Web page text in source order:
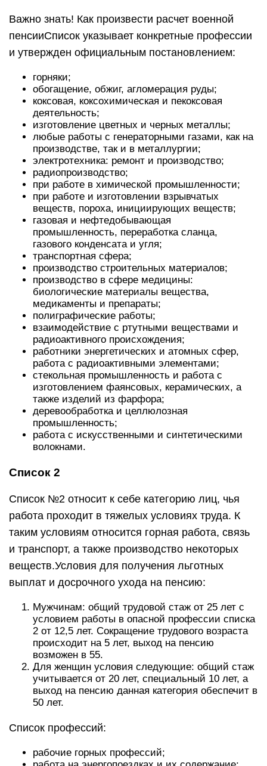
Важно знать! Как произвести расчет военной
пенсииСписок указывает конкретные профессии
и утвержден официальным постановлением:
горняки;
обогащение, обжиг, агломерация руды;
коксовая, коксохимическая и пекоксовая
деятельность;
изготовление цветных и черных металлы;
любые работы с генераторными газами, как на
производстве, так и в металлургии;
электротехника: ремонт и производство;
радиопроизводство;
при работе в химической промышленности;
при работе и изготовлении взрывчатых
веществ, пороха, инициирующих веществ;
газовая и нефтедобывающая
промышленность, переработка сланца,
газового конденсата и угля;
транспортная сфера;
производство строительных материалов;
производство в сфере медицины:
биологические материалы вещества,
медикаменты и препараты;
полиграфические работы;
взаимодействие с ртутными веществами и
радиоактивного происхождения;
работники энергетических и атомных сфер,
работа с радиоактивными элементами;
стекольная промышленность и работа с
изготовлением фаянсовых, керамических, а
также изделий из фарфора;
деревообработка и целлюлозная
промышленность;
работа с искусственными и синтетическими
волокнами.
Список 2
Список №2 относит к себе категорию лиц, чья
работа проходит в тяжелых условиях труда. К
таким условиям относится горная работа, связь
и транспорт, а также производство некоторых
веществ.Условия для получения льготных
выплат и досрочного ухода на пенсию:
Мужчинам: общий трудовой стаж от 25 лет с
условием работы в опасной профессии списка
2 от 12,5 лет. Сокращение трудового возраста
происходит на 5 лет, выход на пенсию
возможен в 55.
Для женщин условия следующие: общий стаж
учитывается от 20 лет, специальный 10 лет, а
выход на пенсию данная категория обеспечит в
50 лет.
Список профессий:
рабочие горных профессий;